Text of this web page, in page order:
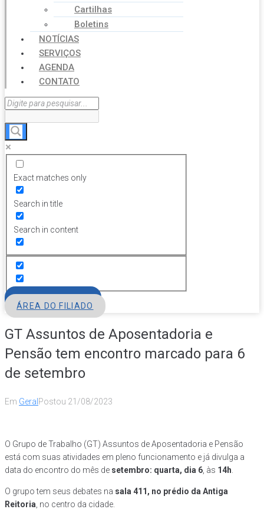
Cartilhas
Boletins
NOTÍCIAS
SERVIÇOS
AGENDA
CONTATO
Exact matches only
Search in title
Search in content
ÁREA DO FILIADO
GT Assuntos de Aposentadoria e
Pensão tem encontro marcado para 6
de setembro
Em Geral Postou 21/08/2023
O Grupo de Trabalho (GT) Assuntos de Aposentadoria e Pensão
está com suas atividades em pleno funcionamento e já divulga a
data do encontro do mês de setembro: quarta, dia 6 , às 14h
O grupo tem seus debates na sala 411, no prédio da Antiga
Reitoria , no centro da cidade.